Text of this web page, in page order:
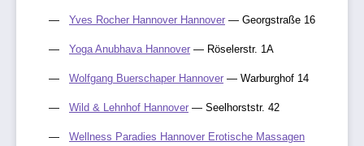
Yves Rocher Hannover Hannover — Georgstraße 16
Yoga Anubhava Hannover — Röselerstr. 1A
Wolfgang Buerschaper Hannover — Warburghof 14
Wild & Lehnhof Hannover — Seelhorststr. 42
Wellness Paradies Hannover Erotische Massagen